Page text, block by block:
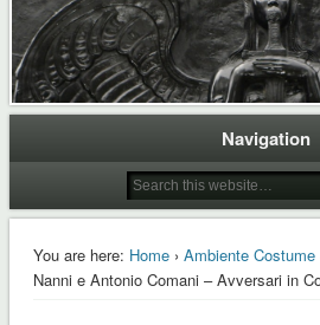
Navigation
You are here: Home› Ambiente
Nanni e Antonio Comani – Avversari in